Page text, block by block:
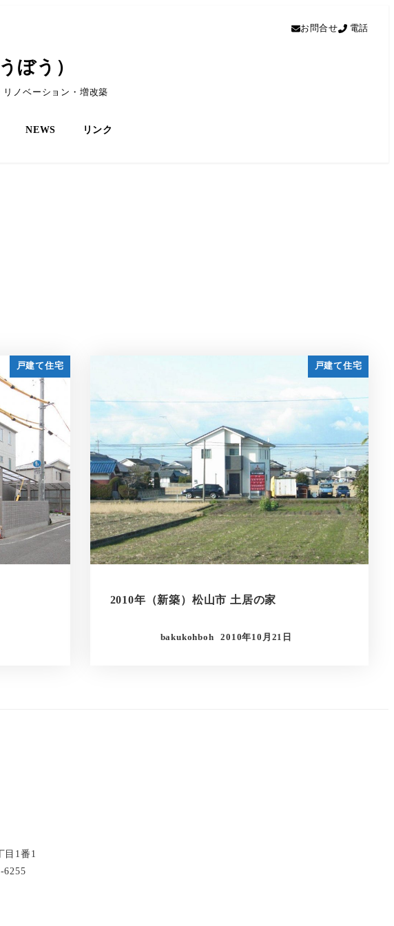
お問合せ 電話
ぼう）
ノベーション・増改築
NEWS リンク
戸建て住宅 戸建て住宅
2010年（新築）松山市 土居の家
bakukohboh 2010年10月21日
目1番1